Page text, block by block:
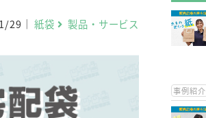
29 紙袋 製品・サービス
事例紹介